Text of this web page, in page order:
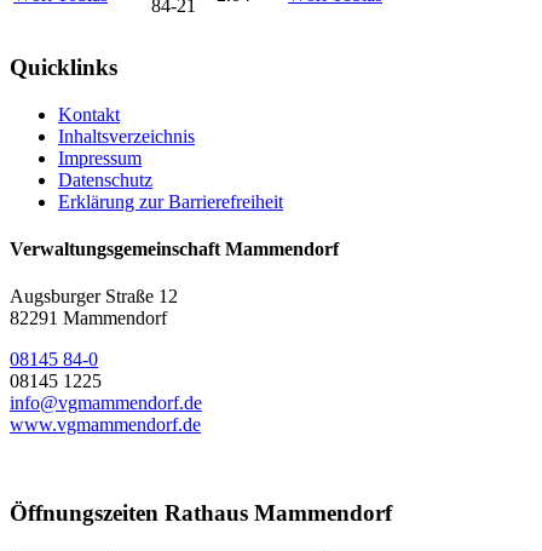
84-21
Quicklinks
Kontakt
Inhaltsverzeichnis
Impressum
Datenschutz
Erklärung zur Barrierefreiheit
Verwaltungsgemeinschaft Mammendorf
Augsburger Straße 12
82291 Mammendorf
08145 84-0
08145 1225
info@vgmammendorf.de
www.vgmammendorf.de
Öffnungszeiten Rathaus Mammendorf